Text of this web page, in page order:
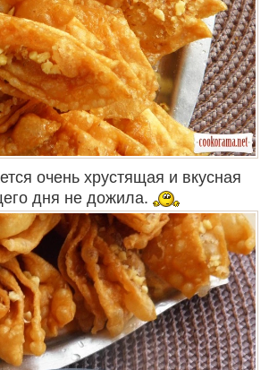
очень хрустящая и вкусная
дня не дожила.